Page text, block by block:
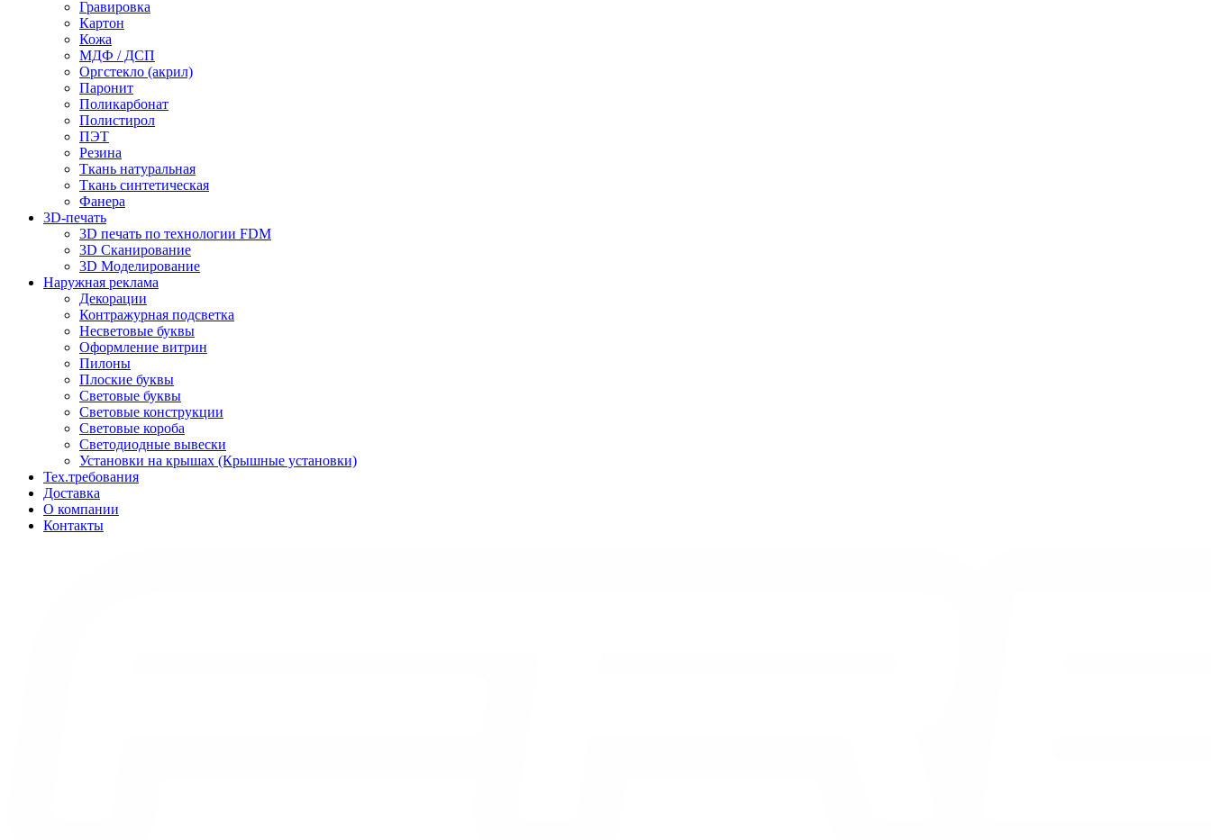
Гравировка
Картон
Кожа
МДФ / ДСП
Оргстекло (акрил)
Паронит
Поликарбонат
Полистирол
ПЭТ
Резина
Ткань натуральная
Ткань синтетическая
Фанера
3D-печать
3D печать по технологии FDM
3D Сканирование
3D Моделирование
Наружная реклама
Декорации
Контражурная подсветка
Несветовые буквы
Оформление витрин
Пилоны
Плоские буквы
Световые буквы
Световые конструкции
Световые короба
Светодиодные вывески
Установки на крышах (Крышные установки)
Тех.требования
Доставка
О компании
Контакты